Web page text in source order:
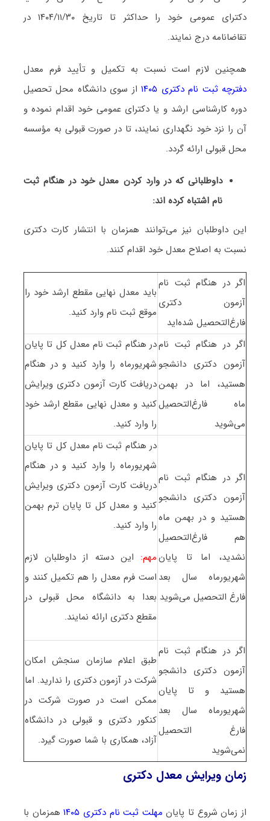
دﻛﺘﺮای ﻋﻤﻮمی ﺧﻮد را ﺣﺪاﻛﺜﺮ ﺗﺎ ﺗﺎرﻳﺦ ۱۴۰۴/۱۱/۳۰ در
ﺗﻘﺎﺿﺎﻧﺎﻣﻪ درج نمایند.
همچنین لازم است ﻧﺴﺒﺖ ﺑﻪ ﺗﻜﻤﻴﻞ و ﺗﺄﻳﻴﺪ ﻓﺮم ﻣﻌﺪل
دﻓﺘﺮﭼﻪ ثبت نام دکتری ۱۴۰۵
از ﺳﻮی داﻧﺸﮕﺎه ﻣﺤﻞ ﺗﺤﺼﻴﻞ
دوره ﻛﺎرﺷﻨﺎسی ارﺷﺪ و ﻳﺎ دﻛﺘﺮای ﻋﻤﻮمی ﺧﻮد اﻗﺪام ﻧﻤﻮده و
آن را ﻧﺰد ﺧﻮد ﻧﮕﻬﺪاری ﻧﻤﺎﻳﻨﺪ، ﺗﺎ در ﺻﻮرت ﻗﺒﻮلی ﺑﻪ ﻣﺆﺳﺴﻪ
ﻣﺤﻞ ﻗﺒﻮلی اراﺋﻪ ﮔﺮدد.
داوطلبانی که در وارد کردن معدل خود در هنگام ثبت
نام اشتباه کرده اند:
این داوطلبان نیز می‌توانند همزمان با انتشار کارت دکتری
نسبت به اصلاح معدل خود اقدام کنند.
اگر در هنگام ثبت نام
آزمون دکتری
فارغ‌التحصیل شده‌اید
باید معدل نهایی مقطع ارشد خود را
موقع ثبت نام وارد کنید.
اگر در هنگام ثبت نام
آزمون دکتری دانشجو
هستید، اما در بهمن
ماه فارغ‌التحصیل
می‌شوید
در هنگام ثبت نام معدل کل تا پایان
شهریورماه را وارد کنید و در هنگام
دریافت کارت آزمون دکتری ویرایش
کنید و معدل نهایی مقطع ارشد خود
را وارد کنید.
اگر در هنگام ثبت نام
آزمون دکتری دانشجو
هستید و در بهمن ماه
هم فارغ‌التحصیل
نشدید، اما تا پایان
شهریورماه سال بعد
فارغ التحصیل می‌شوید
در هنگام ثبت نام معدل کل تا پایان
شهریورماه را وارد کنید و در هنگام
دریافت کارت آزمون دکتری ویرایش
کنید و معدل کل تا پایان ترم بهمن
را وارد کنید.
مهم: این دسته از داوطلبان لازم
است فرم معدل را هم تکمیل کنند و
بعدا به دانشگاه محل قبولی در
مقطع دکتری ارائه نمایند.
اگر در هنگام ثبت نام
آزمون دکتری دانشجو
هستید و تا پایان
شهریورماه سال بعد
فارغ التحصیل
نمی‌شوید
طبق اعلام سازمان سنجش امکان
شرکت در آزمون دکتری را ندارید. اما
ممکن است در صورت شرکت در
کنکور دکتری و قبولی در دانشگاه
آزاد، همکاری با شما صورت گیرد.
زمان ویرایش معدل دکتری
از زمان شروع تا پایان مهلت ثبت نام دکتری ۱۴۰۵
همزمان با